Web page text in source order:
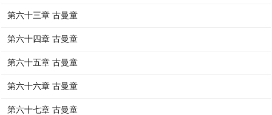
第六十三章 古曼童
第六十四章 古曼童
第六十五章 古曼童
第六十六章 古曼童
第六十七章 古曼童